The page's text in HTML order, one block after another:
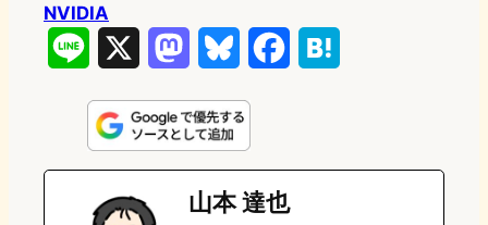
NVIDIA
n
e
s
t
o
u
e
s
e
b
e
山本 達也